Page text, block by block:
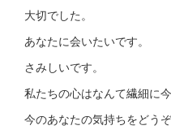
大切でした。
あなたに会いたいです。
さみしいです。
私たちの心はなんて繊細に
今のあなたの気持ちをどう